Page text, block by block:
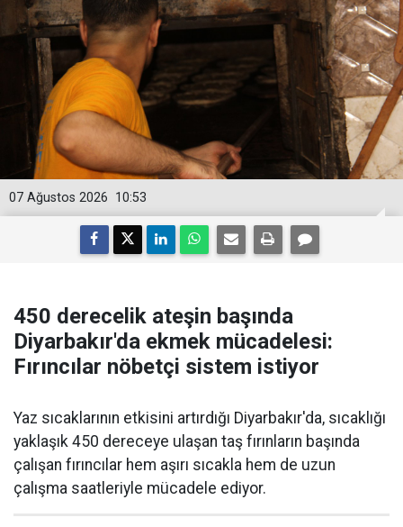
10:53
07 Ağustos 2026
450 derecelik ateşin başında
Diyarbakır'da ekmek mücadelesi:
Fırıncılar nöbetçi sistem istiyor
Yaz sıcaklarının etkisini artırdığı Diyarbakır'da, sıcaklığı
yaklaşık 450 dereceye ulaşan taş fırınların başında
çalışan fırıncılar hem aşırı sıcakla hem de uzun
çalışma saatleriyle mücadele ediyor.